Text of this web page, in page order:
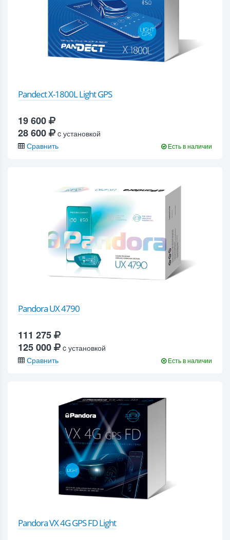
Pandect X-1800L Light GPS
19 600
28 600
c установкой
Сравнить
Есть в наличии
Pandora UX 4790
111 275
125 000
c установкой
Сравнить
Есть в наличии
Pandora VX 4G GPS FD Light